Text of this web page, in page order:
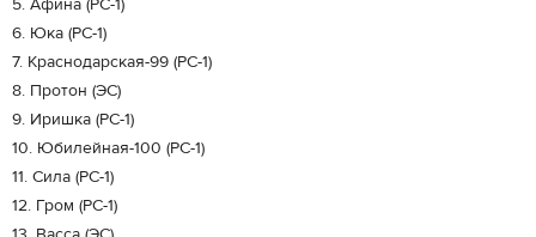
5. Афина (РС-1)
6. Юка (РС-1)
7. Краснодарская-99 (РС-1)
8. Протон (ЭС)
9. Иришка (РС-1)
10. Юбилейная-100 (РС-1)
11. Сила (РС-1)
12. Гром (РС-1)